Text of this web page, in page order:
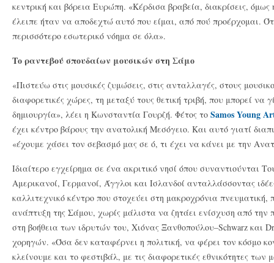
κεντρική και βόρεια Ευρώπη. «Κέρδισα βραβεία, διακρίσεις,
έλειπε ήταν να αποδεχτώ αυτό που είμαι, από πού προέρχομαι.
περισσότερο εσωτερικό νόημα σε όλα».
Το ραντεβού σπουδαίων μουσικών στη Σάμο
«Πιστεύω στις μουσικές ζυμώσεις, στις ανταλλαγές, στους
διαφορετικές χώρες, τη μεταξύ τους θετική τριβή, που μπορεί να
δημιουργία», λέει η Κωνσταντία Γουρζή. Φέτος το Samos Young
έχει κέντρο βάρους την ανατολική Μεσόγειο. Και αυτό γιατί
«έχουμε χάσει τον σεβασμό μας σε ό, τι έχει να κάνει με την
Ιδιαίτερο εγχείρημα σε ένα ακριτικό νησί όπου συναντιούνται
Αμερικανοί, Γερμανοί, Άγγλοι και Ισλανδοί ανταλλάσσοντας
καλλιτεχνικό κέντρο που στοχεύει στη μακροχρόνια πνευματική,
ανάπτυξη της Σάμου, χωρίς μάλιστα να ζητάει ενίσχυση από την
στη βοήθεια των ιδρυτών του, Χιόνας Ξανθοπούλου–Schwarz και
χορηγών. «Όσα δεν καταφέρνει η πολιτική, να φέρει τον κόσμο
κλείνουμε και το φεστιβάλ, με τις διαφορετικές εθνικότητες των